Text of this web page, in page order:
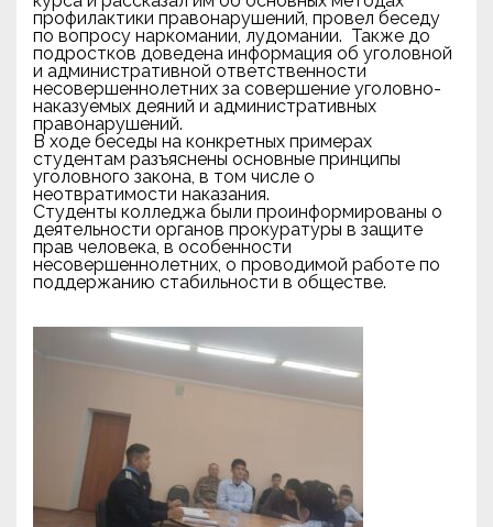
профилактики правонарушений, провел беседу
по вопросу наркомании, лудомании. Также до
подростков доведена информация об уголовной
и административной ответственности
несовершеннолетних за совершение уголовно-
наказуемых деяний и административных
правонарушений.
В ходе беседы на конкретных примерах
студентам разъяснены основные принципы
уголовного закона, в том числе о
неотвратимости наказания.
Студенты колледжа были проинформированы о
деятельности органов прокуратуры в защите
прав человека, в особенности
несовершеннолетних, о проводимой работе по
поддержанию стабильности в обществе.